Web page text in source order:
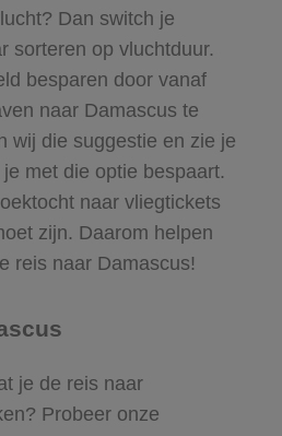
Dan switch je
sorteren op vluchtduur.
besparen door vanaf
naar Damascus te
wij die suggestie en zie je
met die optie bespaart.
naar vliegtickets
zijn. Daarom helpen
reis naar Damascus!
je de reis naar
Probeer onze